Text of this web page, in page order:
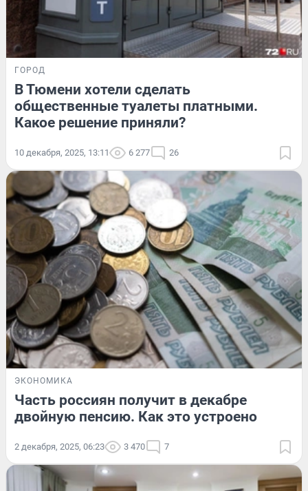
ГОРОД
В Тюмени хотели сделать
общественные туалеты платными.
Какое решение приняли?
10 декабря, 2025, 13:11 6 277 26
ЭКОНОМИКА
Часть россиян получит в декабре
двойную пенсию. Как это устроено
2 декабря, 2025, 06:23 3 470 7